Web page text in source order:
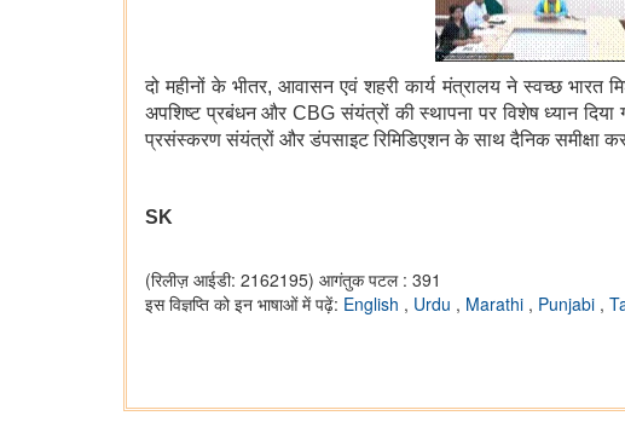
दो महीनों के भीतर, आवासन एवं शहरी कार्य मंत्रालय ने स्वच्छ भारत
अपशिष्ट प्रबंधन और CBG संयंत्रों की स्थापना पर विशेष ध्यान
प्रसंस्करण संयंत्रों और डंपसाइट रिमिडिएशन के साथ दैनिक समीक्षा
SK
(रिलीज़ आईडी: 2162195) आगंतुक पटल : 391
इस विज्ञप्ति को इन भाषाओं में पढ़ें: English , Urdu , Marathi , Punjabi ,